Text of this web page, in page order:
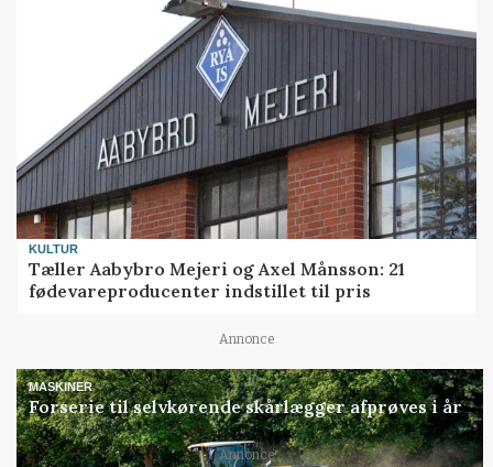
KULTUR
Tæller Aabybro Mejeri og Axel Månsson: 21
fødevareproducenter indstillet til pris
Annonce
MASKINER
Forserie til selvkørende skårlægger afprøves i år
Annonce